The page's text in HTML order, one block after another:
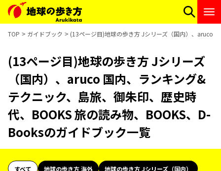
TOP ガイドブック (13ページ目)地球の歩き方 Jシリーズ（国内）、aruco
(13ページ目)地球の歩き方 Jシリーズ
（国内）、aruco 国内、ランキング&
テクニック、島旅、御朱印、歴史時
代、BOOKS 旅の読み物、BOOKS、D-
Booksのガイドブック一覧
すべて 地球の歩き方 海外
地球の歩き方 Jシリーズ（国内）